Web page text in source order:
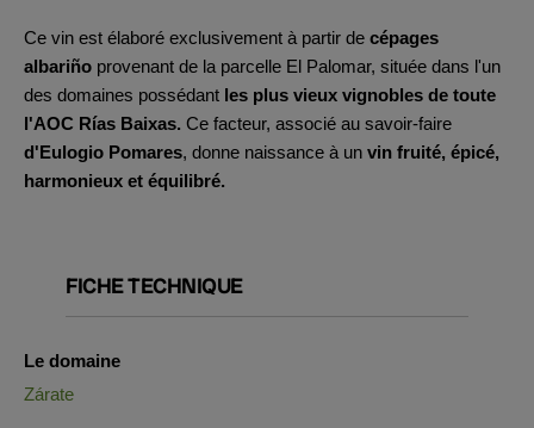
Ce vin est élaboré exclusivement à partir de cépages
albariño provenant de la parcelle El Palomar, située dans l'un
des domaines possédant les plus vieux vignobles de toute
l'AOC Rías Baixas. Ce facteur, associé au savoir-faire
d'Eulogio Pomares, donne naissance à un vin fruité, épicé,
harmonieux et équilibré.
FICHE TECHNIQUE
Le domaine
Zárate